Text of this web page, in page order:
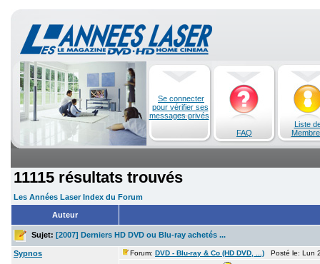
Se connecter
pour vérifier ses
messages privés
FAQ
Liste
11115 résultats trouvés
Les Années Laser Index du Forum
Auteur
Sujet: [2007] Derniers HD DVD ou Blu-ray achetés ...
Sypnos Forum: DVD - Blu-ray & Co (HD DVD, ...) Posté le: Lun